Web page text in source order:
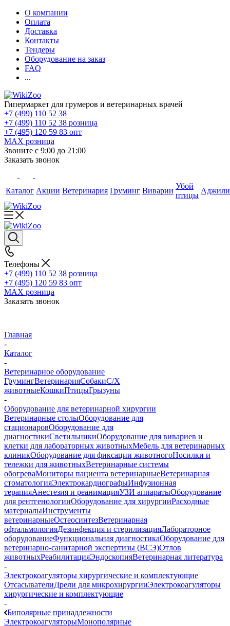
О компании
Оплата
Доставка
Контакты
Тендеры
Оборудование на заказ
FAQ
...
Гипермаркет для грумеров и ветеринарных врачей
+7 (499) 110 52 38
+7 (499) 110 52 38 розница
+7 (495) 120 59 83 опт
MAX розница
Звоните с 9:00 до 21:00
Заказать звонок
Каталог Акции Ветеринария Груминг Виварии
Убой
птицы
Телефоны
+7 (499) 110 52 38 розница
+7 (495) 120 59 83 опт
MAX розница
Заказать звонок
Главная
-
Каталог
-
Ветеринарное оборудование
ГрумингВетеринарияСобакиС/Х
животныеКошкиПтицыГрызуны
-
Оборудование для ветеринарной хирургии
Ветеринарные столыОборудование для
стационаровОборудование для
диагностикиСветильникиОборудование для вивариев и
клетки для лабораторных животныхМебель для ветеринарных
клиникОборудование для фиксации животногоНосилки и
тележки для животныхВетеринарные системы
обогреваМониторы пациента ветеринарныеВетеринарная
стоматологияЭлектрокардиографыИнфузионная
терапияАнестезия и реанимацияУЗИ аппаратыОборудование
для рентгенологииОборудование для хирургииРасходные
материалыИнструменты
ветеринарныеОстеосинтезВетеринарная
офтальмологияДезинфекция и стерилизацияЛабораторное
оборудованиеФункциональная диагностикаОборудование для
ветеринарно-санитарной экспертизы (ВСЭ)Отлов
животныхРеабилитацияЭндоскопияВетеринарная литература
-
Электрокоагуляторы хирургические и комплектующие
ОтсасывателиДрели для микрохирургииЭлектрокоагуляторы
хирургические и комплектующие
-
Биполярные принадлежности
ЭлектрокоагуляторыМонополярные